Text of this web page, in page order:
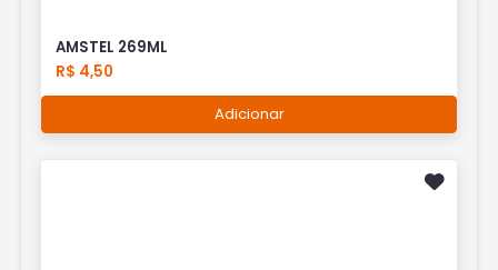
AMSTEL 269ML
R$ 4,50
Adicionar